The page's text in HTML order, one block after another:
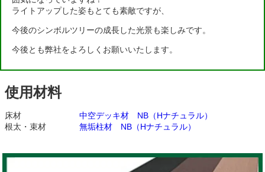
ライトアップした姿もとても素敵ですが、
今後のシンボルツリーの成長した光景も楽しみです。
今後とも弊社をよろしくお願いいたします。
使用材料
床材 中空デッキ材 NB（Hナチュラル）
根太・束材 無垢柱材 NB（Hナチュラル）